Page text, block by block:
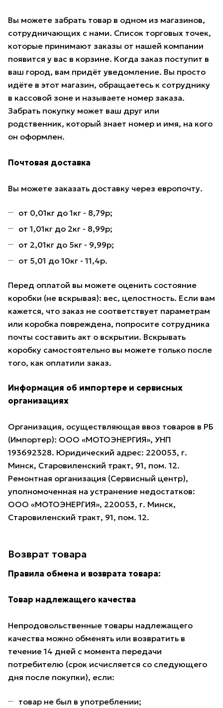
Вы можете забрать товар в одном из магазинов,
сотрудничающих с нами. Список торговых точек,
которые принимают заказы от нашей компании
появится у вас в корзине. Когда заказ поступит в
ваш город, вам придёт уведомление. Вы просто
идёте в этот магазин, обращаетесь к сотруднику
в кассовой зоне и называете номер заказа.
Забрать покупку может ваш друг или
родственник, который знает номер и имя, на кого
он оформлен.
Почтовая доставка
Вы можете заказать доставку через европочту.
от 0,01кг до 1кг - 8,79р;
от 1,01кг до 2кг - 8,99р;
от 2,01кг до 5кг - 9,99р;
от 5,01 до 10кг - 11,4р.
Перед оплатой вы можете оценить состояние
коробки (не вскрывая): вес, целостность. Если вам
кажется, что заказ не соответствует параметрам
или коробка повреждена, попросите сотрудника
почты составить акт о вскрытии. Вскрывать
коробку самостоятельно вы можете только после
того, как оплатили заказ.
Информация об импортере и сервисных
организациях
Организация, осуществляющая ввоз товаров в РБ
(Импортер): ООО «МОТОЭНЕРГИЯ», УНП
193692328. Юридический адрес: 220053, г.
Минск, Старовиленский тракт, 91, пом. 12.
Ремонтная организация (Сервисный центр),
уполномоченная на устранение недостатков:
ООО «МОТОЭНЕРГИЯ», 220053, г. Минск,
Старовиленский тракт, 91, пом. 12.
Возврат товара
Правила обмена и возврата товара:
Товар надлежащего качества
Непродовольственные товары надлежащего
качества можно обменять или возвратить в
течение 14 дней с момента передачи
потребителю (срок исчисляется со следующего
дня после покупки), если:
товар не был в употреблении;